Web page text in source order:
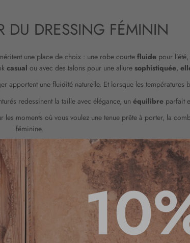
DRESSING FÉMININ
une place de choix : une robe courte fluide pour
casual ou avec des talons pour une allure sophistiquée,
apportent une fluidité naturelle. Et lorsque les températures
redessinent la taille avec élégance, un équilibre parfait
les moments où vous voulez une tenue prête à porter, la
féminine.
FROID SANS SACRIFIER
douce ou une doudoune légère apportentchaleuret
ou robe-pull texturée, selon la silhouette et les envies.
détail compte, les accessoires foulard, sac , ceinture,bijoux
touche d’élégance.